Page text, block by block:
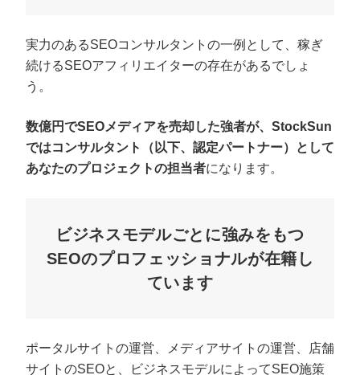
実力のあるSEOコンサルタントの一例として、稼ぎ
続けるSEOアフィリエイターの存在があるでしょ
う。
数億円でSEOメディアを売却した強者が、StockSun
ではコンサルタント（以下、認定パートナー）として
あなたのプロジェクトの担当者になります。
ビジネスモデルごとに強みをもつ
SEOのプロフェッショナルが在籍し
ています
ポータルサイトの運営、メディアサイトの運営、店舗
サイトのSEOと、ビジネスモデルによってSEO施策